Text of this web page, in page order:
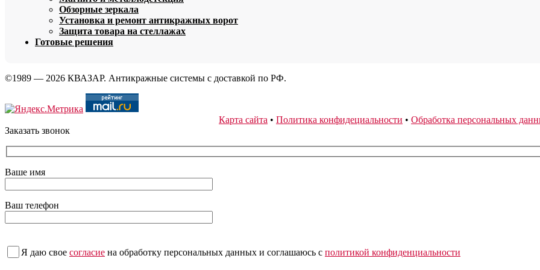
Обзорные зеркала
Установка и ремонт антикражных ворот
Защита товара на стеллажах
Готовые решения
©1989 — 2026 КВАЗАР. Антикражные системы с доставкой по РФ.
Карта сайта • Политика конфидециальности • Обработка персональных
Заказать звонок
Ваше имя
Ваш телефон
Я даю свое согласие на обработку персональных данных и соглашаюсь с политикой конфиденциальности